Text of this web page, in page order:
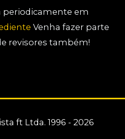
periodicamente em
Venha fazer parte
revisores também!
ft Ltda. 1996 - 2026